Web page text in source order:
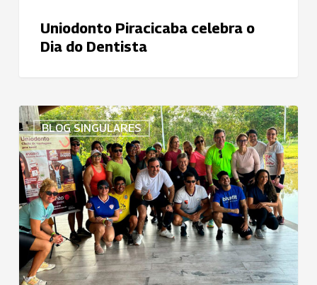
Uniodonto Piracicaba celebra o
Dia do Dentista
BLOG SINGULARES
Uniodonto
Belém
celebra
Dia
do
Cirurgião-
Dentista
com
caminhada